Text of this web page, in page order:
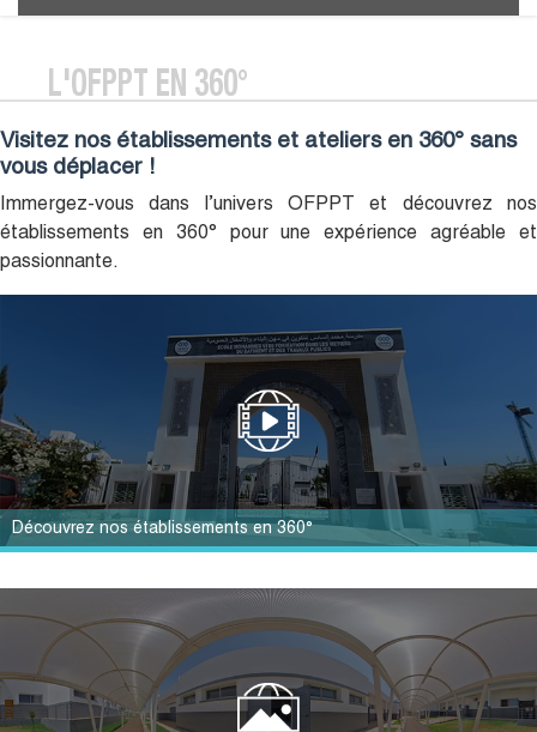
L'OFPPT EN 360°
Visitez nos établissements et ateliers en 360° sans
vous déplacer !
Immergez-vous dans l’univers OFPPT et découvrez nos
établissements en 360° pour une expérience agréable et
passionnante.
Découvrez nos établissements en 360°